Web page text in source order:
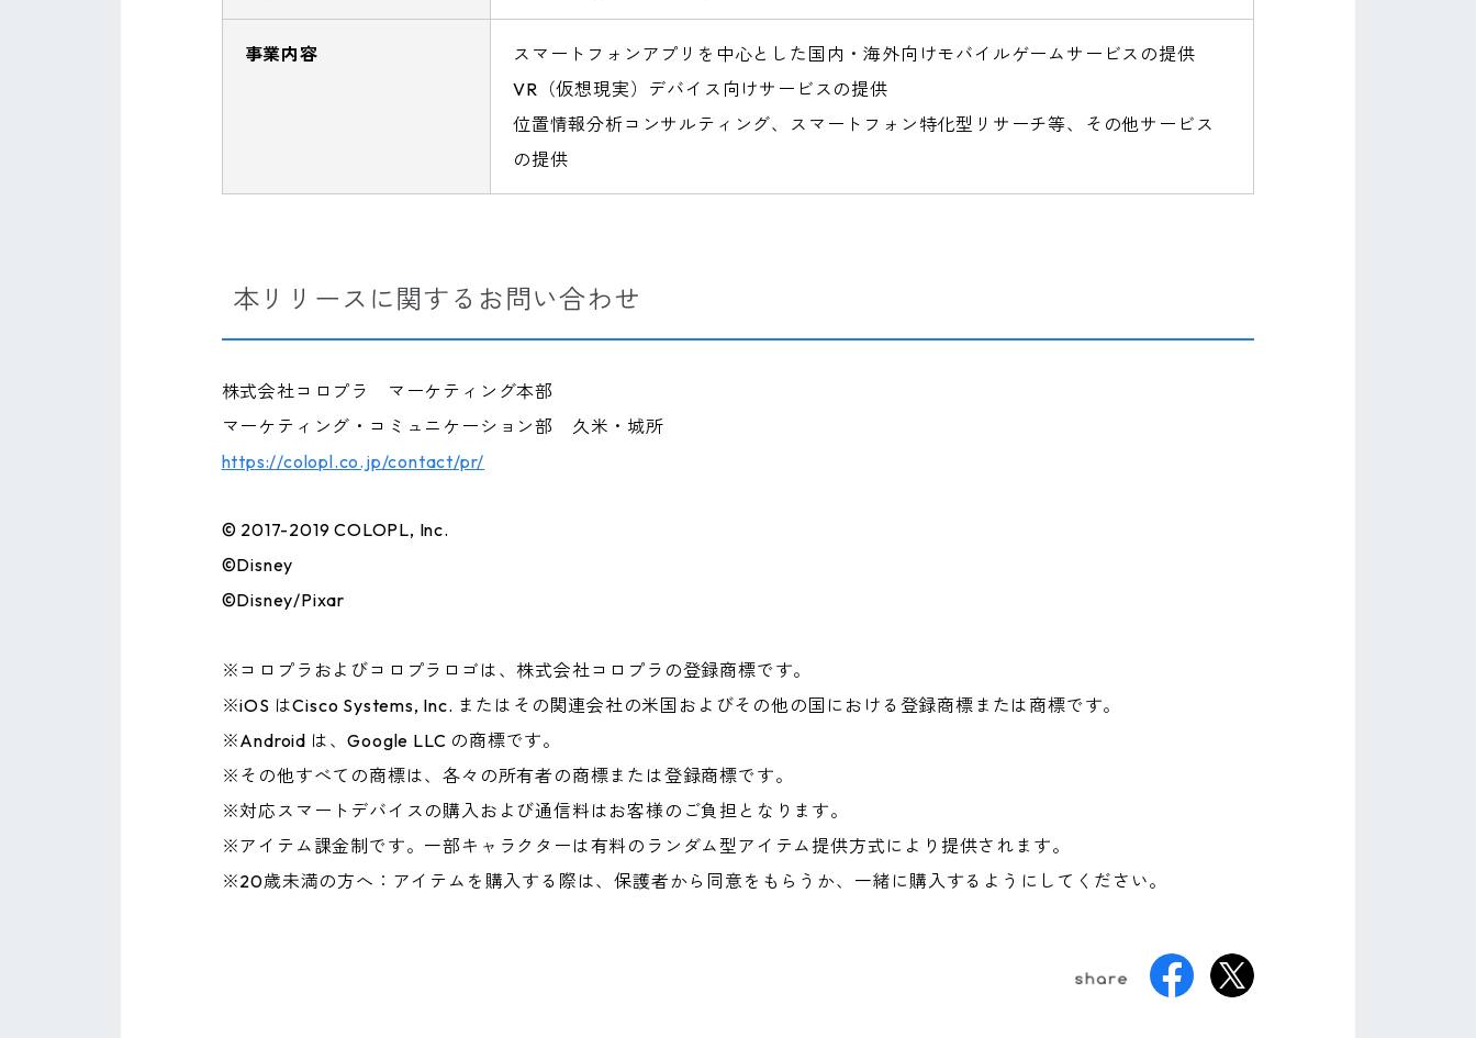
事業内容
スマートフォンアプリを中心とした国内・海外向けモバイルゲームサービスの提供
VR（仮想現実）デバイス向けサービスの提供
位置情報分析コンサルティング、スマートフォン特化型リサーチ等、その他サービス
の提供
本リリースに関するお問い合わせ
株式会社コロプラ マーケティング本部
マーケティング・コミュニケーション部 久米・城所
https://colopl.co.jp/contact/pr/
© 2017-2019 COLOPL, Inc.
©Disney
©Disney/Pixar
※コロプラおよびコロプラロゴは、株式会社コロプラの登録商標です。
※iOS はCisco Systems, Inc. またはその関連会社の米国およびその他の国における登録商標または商標です。
※Android は、Google LLC の商標です。
※その他すべての商標は、各々の所有者の商標または登録商標です。
※対応スマートデバイスの購入および通信料はお客様のご負担となります。
※アイテム課金制です。一部キャラクターは有料のランダム型アイテム提供方式により提供されます。
※20歳未満の方へ：アイテムを購入する際は、保護者から同意をもらうか、一緒に購入するようにしてください。